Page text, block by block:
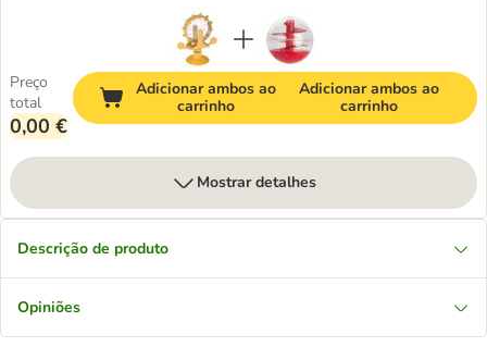
Preço
total
0,00 €
Adicionar ambos ao
carrinho
Adicionar ambos ao
carrinho
Mostrar detalhes
Descrição de produto
Opiniões